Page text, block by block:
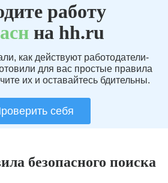
работу
на hh.ru
как действуют работодатели-
для вас простые правила
их и оставайтесь бдительны.
себя
безопасного поиска